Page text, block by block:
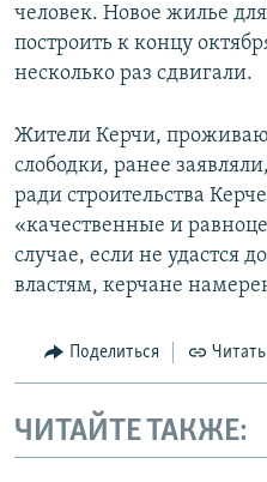
человек. Новое жилье
построить к концу
несколько раз сдвигали.
Жители Керчи,
слободки, ранее
ради строительства
«качественные и
случае, если не удастся
властям, керчане
Поделиться
ЧИТАЙТЕ ТАКЖЕ: